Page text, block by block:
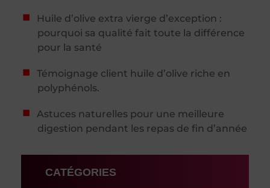
Huile d’olive extra vierge d’exception :
pourquoi sa qualité fait toute la différence
pour la santé
Témoignage client huile d’olive riche en
polyphénols.
Astuces naturelles pour une meilleure
digestion pendant les repas de fin d’année
CATÉGORIES